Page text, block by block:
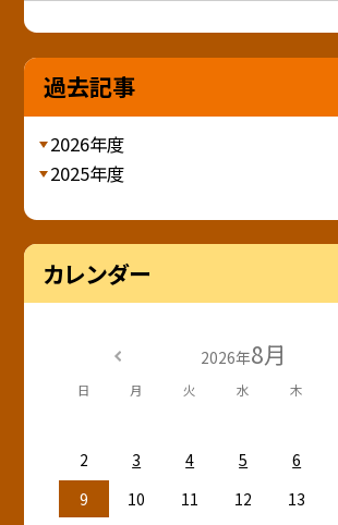
過去記事
2026年度
2025年度
カレンダー
2026年8月
日 月 火 水 木
2
3 4 5 6
9
10 11 12 13